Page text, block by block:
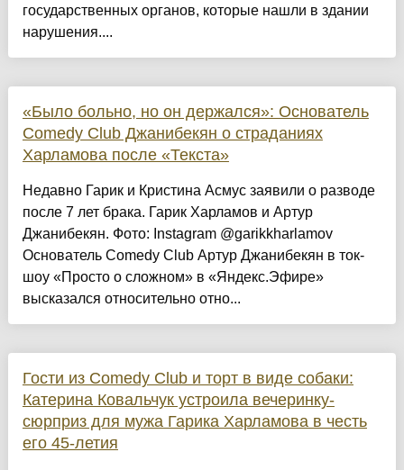
государственных органов, которые нашли в здании
нарушения....
«Было больно, но он держался»: Основатель
Comedy Club Джанибекян о страданиях
Харламова после «Текста»
Недавно Гарик и Кристина Асмус заявили о разводе
после 7 лет брака. Гарик Харламов и Артур
Джанибекян. Фото: Instagram @garikkharlamov
Основатель Comedy Club Артур Джанибекян в ток-
шоу «Просто о сложном» в «Яндекс.Эфире»
высказался относительно отно...
Гости из Comedy Club и торт в виде собаки:
Катерина Ковальчук устроила вечеринку-
сюрприз для мужа Гарика Харламова в честь
его 45-летия